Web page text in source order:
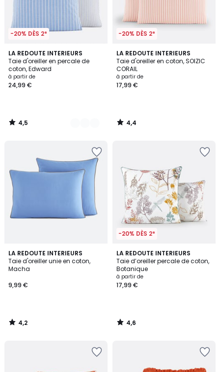
-20% DÈS 2*
LA REDOUTE INTERIEURS
Taie d'oreiller en percale de
coton, Edward
à partir de
24,99 €
4,5
/ 5
2
Couleurs
4,5
/
-20% DÈS 2*
LA REDOUTE INTERIEURS
Taie d'oreiller en coton, SOIZIC
CORAIL
à partir de
17,99 €
4,4
/ 5
4,4
/
LA REDOUTE INTERIEURS
Taie d'oreiller unie en coton,
Macha
9,99 €
4,2
/ 5
4,2
/
-20% DÈS 2*
LA REDOUTE INTERIEURS
Taie d’oreiller percale de coton,
Botanique
à partir de
17,99 €
4,6
/ 5
4,6
/